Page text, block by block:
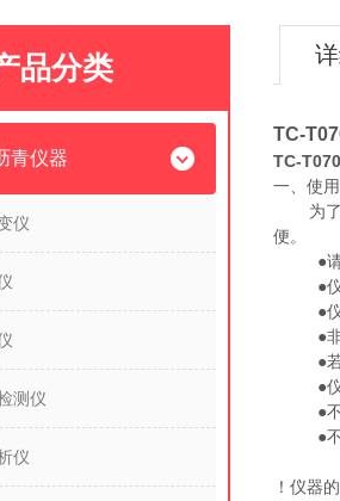
品分类
青仪器
仪
测仪
仪
TC-
TC-
一、使
为
便。
●
●
●
●
●
●
●
●
！仪器